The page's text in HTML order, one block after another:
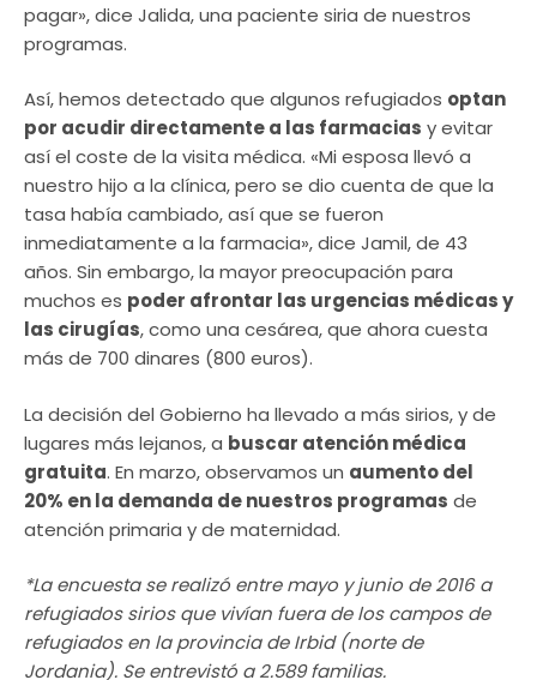
pagar», dice Jalida, una paciente siria de nuestros
programas.
Así, hemos detectado que algunos refugiados optan
por acudir directamente a las farmacias y evitar
así el coste de la visita médica. «Mi esposa llevó a
nuestro hijo a la clínica, pero se dio cuenta de que la
tasa había cambiado, así que se fueron
inmediatamente a la farmacia», dice Jamil, de 43
años. Sin embargo, la mayor preocupación para
muchos es poder afrontar las urgencias médicas y
las cirugías, como una cesárea, que ahora cuesta
más de 700 dinares (800 euros).
La decisión del Gobierno ha llevado a más sirios, y de
lugares más lejanos, a buscar atención médica
gratuita. En marzo, observamos un aumento del
20% en la demanda de nuestros programas de
atención primaria y de maternidad.
*La encuesta se realizó entre mayo y junio de 2016 a
refugiados sirios que vivían fuera de los campos de
refugiados en la provincia de Irbid (norte de
Jordania). Se entrevistó a 2.589 familias.